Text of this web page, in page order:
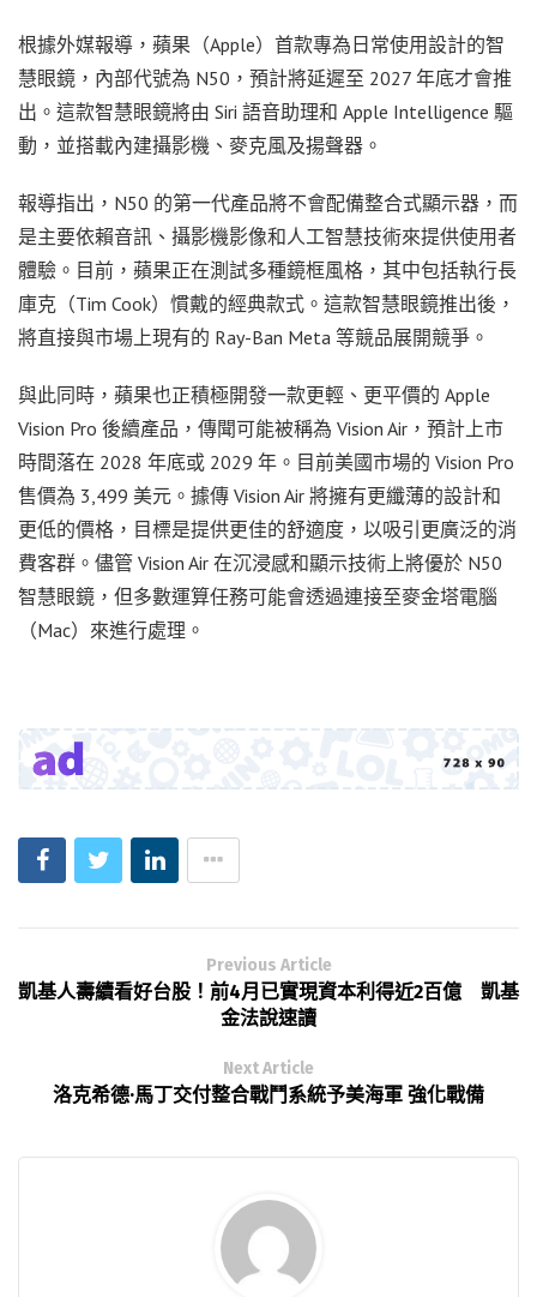
根據外媒報導，蘋果（Apple）首款專為日常使用設計的智
慧眼鏡，內部代號為 N50，預計將延遲至 2027 年底才會推
出。這款智慧眼鏡將由 Siri 語音助理和 Apple Intelligence 驅
動，並搭載內建攝影機、麥克風及揚聲器。
報導指出，N50 的第一代產品將不會配備整合式顯示器，而
是主要依賴音訊、攝影機影像和人工智慧技術來提供使用者
體驗。目前，蘋果正在測試多種鏡框風格，其中包括執行長
庫克（Tim Cook）慣戴的經典款式。這款智慧眼鏡推出後，
將直接與市場上現有的 Ray-Ban Meta 等競品展開競爭。
與此同時，蘋果也正積極開發一款更輕、更平價的 Apple
Vision Pro 後續產品，傳聞可能被稱為 Vision Air，預計上市
時間落在 2028 年底或 2029 年。目前美國市場的 Vision Pro
售價為 3,499 美元。據傳 Vision Air 將擁有更纖薄的設計和
更低的價格，目標是提供更佳的舒適度，以吸引更廣泛的消
費客群。儘管 Vision Air 在沉浸感和顯示技術上將優於 N50
智慧眼鏡，但多數運算任務可能會透過連接至麥金塔電腦
（Mac）來進行處理。
Previous Article
凱基人壽續看好台股！前4月已實現資本利得近2百億 凱基
金法說速讀
Next Article
洛克希德·馬丁交付整合戰鬥系統予美海軍 強化戰備